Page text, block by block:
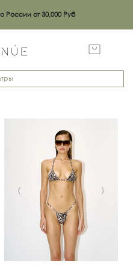
России от 30,000 Руб
‹ ›